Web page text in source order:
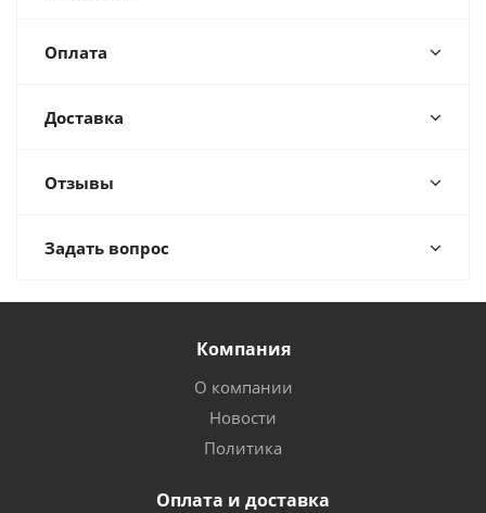
Оплата
Доставка
Отзывы
Задать вопрос
Компания
О компании
Новости
Политика
Оплата и доставка